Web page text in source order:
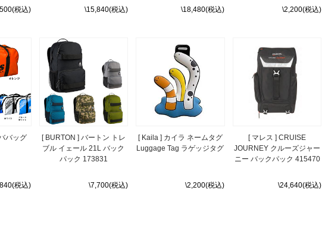
税込)
\15,840(税込)
\18,480(税込)
\2,200(税込)
バッグ
税込)
[ BURTON ] バートン トレ
ブル イェール 21L バック
パック 173831
\7,700(税込)
[ Kaila ] カイラ ネームタグ
Luggage Tag ラゲッジタグ
\2,200(税込)
[ マレス ] CRUISE
JOURNEY クルーズジャー
ニー バックパック 415470
\24,640(税込)